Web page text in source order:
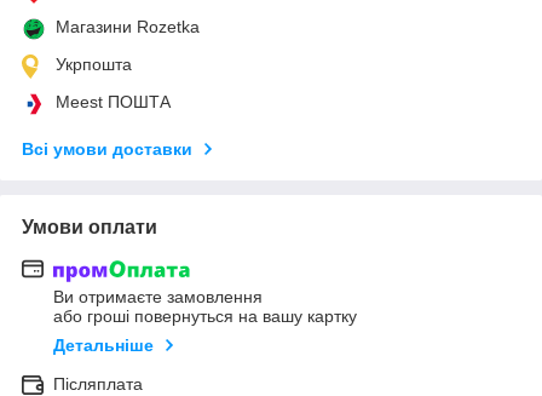
Магазини Rozetka
Укрпошта
Meest ПОШТА
Всі умови доставки
Умови оплати
Ви отримаєте замовлення
або гроші повернуться на вашу картку
Детальніше
Післяплата